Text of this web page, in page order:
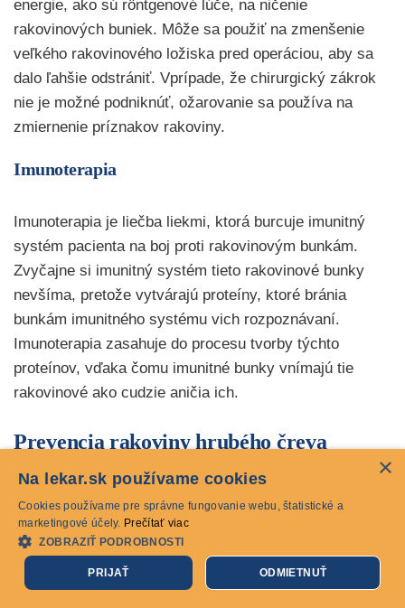
energie, ako sú röntgenové lúče, na ničenie
rakovinových buniek. Môže sa použiť na zmenšenie
veľkého rakovinového ložiska pred operáciou, aby sa
dalo ľahšie odstrániť. Vprípade, že chirurgický zákrok
nie je možné podniknúť, ožarovanie sa používa na
zmiernenie príznakov rakoviny.
Imunoterapia
Imunoterapia je liečba liekmi, ktorá burcuje imunitný
systém pacienta na boj proti rakovinovým bunkám.
Zvyčajne si imunitný systém tieto rakovinové bunky
nevšíma, pretože vytvárajú proteíny, ktoré bránia
bunkám imunitného systému vich rozpoznávaní.
Imunoterapia zasahuje do procesu tvorby týchto
proteínov, vďaka čomu imunitné bunky vnímajú tie
rakovinové ako cudzie aničia ich.
Prevencia rakoviny hrubého čreva
Preventívny screening
Najlepším spôsobom, ako sa chrániť pred týmto
ochorením, je pravidelné skríningové vyšetrenie. Môže
včas zachytiť rakovinu, keď je najlepšie liečiteľná, a
pomáha predchádzať chorobe tým, že nájde
×
Na lekar.sk používame cookies
Cookies používame pre správne fungovanie webu, štatistické a
marketingové účely. Prečítať viac
ZOBRAZIŤ PODROBNOSTI
PRIJAŤ ODMIETNUŤ